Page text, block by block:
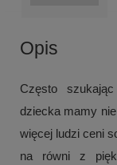
Opis
Często
dziecka mamy
więcej ludzi ceni
na równi z